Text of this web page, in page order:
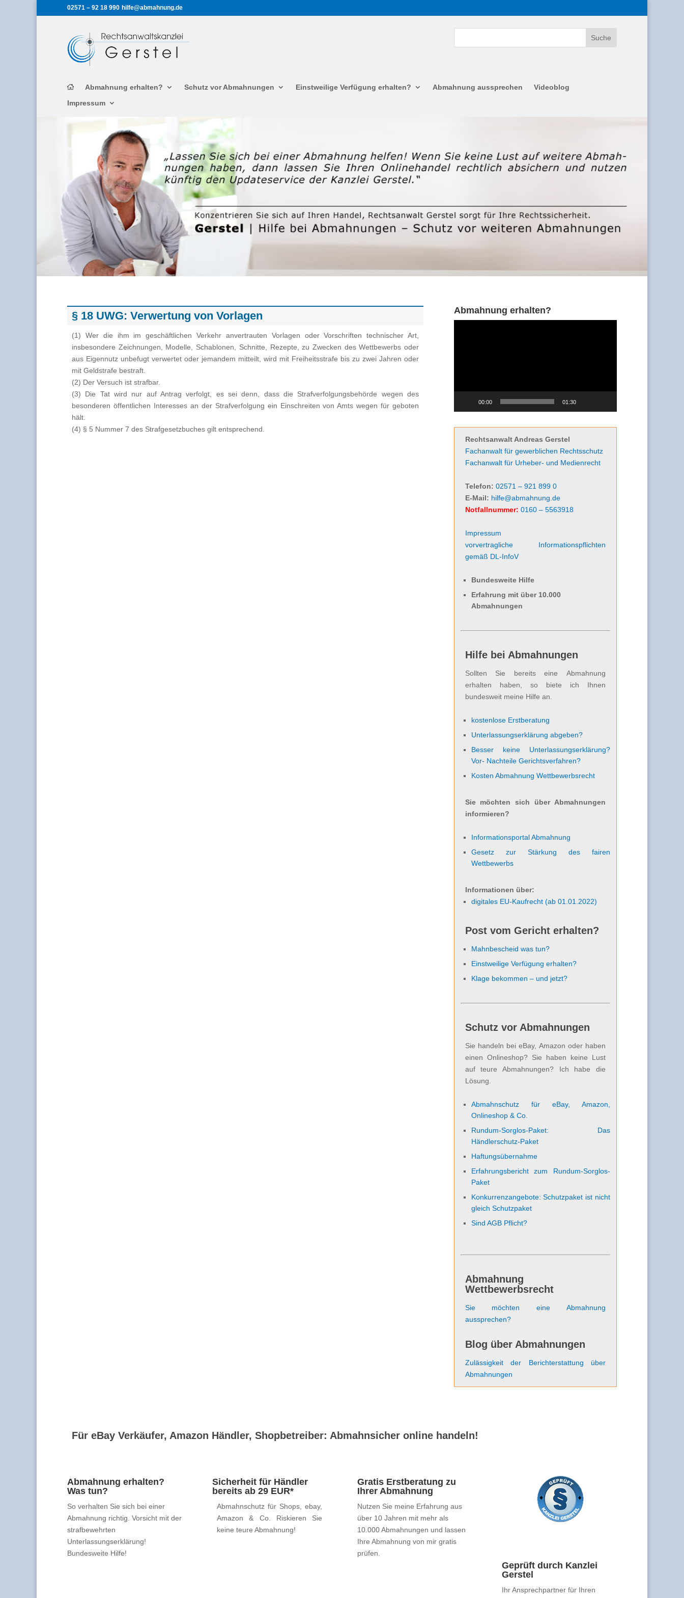
02571 – 92 18 990 hilfe@abmahnung.de
Abmahnung erhalten? Schutz vor Abmahnungen Einstweilige Verfügung erhalten? Abmahnung aussprechen
Videoblog
Impressum
§ 18 UWG: Verwertung von Vorlagen
(1) Wer die ihm im geschäftlichen Verkehr anvertrauten Vorlagen oder Vorschriften technischer Art,
insbesondere Zeichnungen, Modelle, Schablonen, Schnitte, Rezepte, zu Zwecken des Wettbewerbs oder
aus Eigennutz unbefugt verwertet oder jemandem mitteilt, wird mit Freiheitsstrafe bis zu zwei Jahren oder
mit Geldstrafe bestraft.
(2) Der Versuch ist strafbar.
(3) Die Tat wird nur auf Antrag verfolgt, es sei denn, dass die Strafverfolgungsbehörde wegen des
besonderen öffentlichen Interesses an der Strafverfolgung ein Einschreiten von Amts wegen für geboten
hält.
(4) § 5 Nummer 7 des Strafgesetzbuches gilt entsprechend.
Abmahnung erhalten?
00:00 01:30
Rechtsanwalt Andreas Gerstel
Fachanwalt für gewerblichen Rechtsschutz
Fachanwalt für Urheber- und Medienrecht
Telefon: 02571 – 921 899 0
E-Mail: hilfe@abmahnung.de
Notfallnummer: 0160 – 5563918
Impressum
vorvertragliche Informationspflichten
gemäß DL-InfoV
Bundesweite Hilfe
Erfahrung mit über 10.000
Abmahnungen
Hilfe bei Abmahnungen
Sollten Sie bereits eine Abmahnung
erhalten haben, so biete ich Ihnen
bundesweit meine Hilfe an.
kostenlose Erstberatung
Unterlassungserklärung abgeben?
Besser keine Unterlassungserklärung?
Vor- Nachteile Gerichtsverfahren?
Kosten Abmahnung Wettbewerbsrecht
Sie möchten sich über Abmahnungen
informieren?
Informationsportal Abmahnung
Gesetz zur Stärkung des fairen
Wettbewerbs
Informationen über:
digitales EU-Kaufrecht (ab 01.01.2022)
Post vom Gericht erhalten?
Mahnbescheid was tun?
Einstweilige Verfügung erhalten?
Klage bekommen – und jetzt?
Schutz vor Abmahnungen
Sie handeln bei eBay, Amazon oder haben
einen Onlineshop? Sie haben keine Lust
auf teure Abmahnungen? Ich habe die
Lösung.
Abmahnschutz für eBay, Amazon,
Onlineshop & Co.
Rundum-Sorglos-Paket: Das
Händlerschutz-Paket
Haftungsübernahme
Erfahrungsbericht zum Rundum-Sorglos-
Paket
Konkurrenzangebote: Schutzpaket ist nicht
gleich Schutzpaket
Sind AGB Pflicht?
Abmahnung
Wettbewerbsrecht
Sie möchten eine Abmahnung
aussprechen?
Blog über Abmahnungen
Zulässigkeit der Berichterstattung über
Abmahnungen
Für eBay Verkäufer, Amazon Händler, Shopbetreiber: Abmahnsicher online handeln!
Abmahnung erhalten?
Was tun?
So verhalten Sie sich bei einer
Abmahnung richtig. Vorsicht mit der
strafbewehrten
Unterlassungserklärung!
Bundesweite Hilfe!
Sicherheit für Händler
bereits ab 29 EUR*
Abmahnschutz für Shops, ebay,
Amazon & Co. Riskieren Sie
keine teure Abmahnung!
Gratis Erstberatung zu
Ihrer Abmahnung
Nutzen Sie meine Erfahrung aus
über 10 Jahren mit mehr als
10.000 Abmahnungen und lassen
Ihre Abmahnung von mir gratis
prüfen.
Geprüft durch Kanzlei
Gerstel
Ihr Ansprechpartner für Ihren